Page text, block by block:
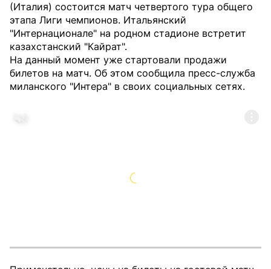
(Италия) состоится матч четвертого тура общего
этапа Лиги чемпионов. Итальянский
"Интернационале" на родном стадионе встретит
казахстанский "Кайрат".
На данный момент уже стартовали продажи
билетов на матч. Об этом сообщила пресс-служба
миланского "Интера" в своих социальных сетях.